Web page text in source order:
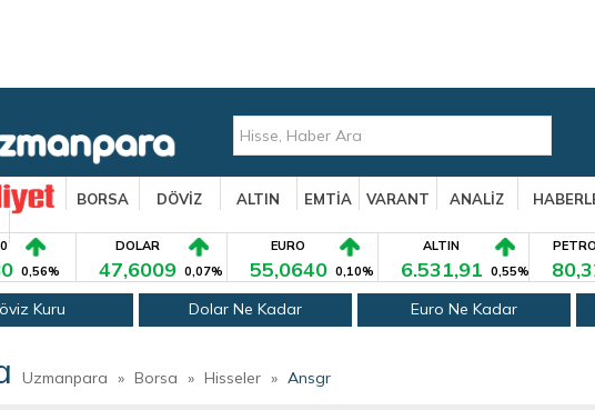
BORSA DÖVİZ ALTIN EMTİA VARANT ANALİZ
0,56%
DOLAR
47,6009 0,07%
EURO
55,0640 0,10%
ALTIN
6.531,91 0,55%
Kuru Dolar Ne Kadar Euro Ne Kadar
Uzmanpara » Borsa » Hisseler » Ansgr